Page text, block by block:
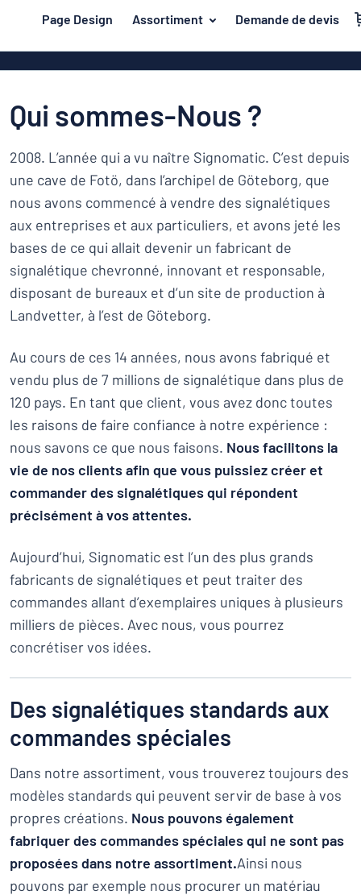
principal
Page Design Assortiment Demande de devis
Maison et intérieur
Trafic et véhicules
Badges
Autocollants
Plaques animaux
Plaques enfants
Plaques en
Lettrages
Autocollants
Banderoles
Plaques
ne parvenez pas à trouver ce que vous cherchez ? À vous de
Les
plus
Matière
Porte
et
boîte
aux
lettres
intérieur
Trafic
et
véhicules
Montrer toutes les catégories
Demande
de
devis
Service
clients
Particulier
/ Entreprise
Français
menu
de jouer
Qui sommes-Nous ?
2008. L’année qui a vu naître Signomatic. C’est depuis
une cave de Fotö, dans l’archipel de Göteborg, que
nous avons commencé à vendre des signalétiques
aux entreprises et aux particuliers, et avons jeté les
bases de ce qui allait devenir un fabricant de
signalétique chevronné, innovant et responsable,
disposant de bureaux et d’un site de production à
Landvetter, à l’est de Göteborg.
Au cours de ces 14 années, nous avons fabriqué et
vendu plus de 7 millions de signalétique dans plus de
120 pays. En tant que client, vous avez donc toutes
les raisons de faire confiance à notre expérience :
nous savons ce que nous faisons. Nous facilitons la
vie de nos clients afin que vous puissiez créer et
commander des signalétiques qui répondent
précisément à vos attentes.
Aujourd’hui, Signomatic est l’un des plus grands
fabricants de signalétiques et peut traiter des
commandes allant d’exemplaires uniques à plusieurs
milliers de pièces. Avec nous, vous pourrez
concrétiser vos idées.
Des signalétiques standards aux
commandes spéciales
Dans notre assortiment, vous trouverez toujours des
modèles standards qui peuvent servir de base à vos
propres créations. Nous pouvons également
fabriquer des commandes spéciales qui ne sont pas
proposées dans notre assortiment.Ainsi nous
pouvons par exemple nous procurer un matériau